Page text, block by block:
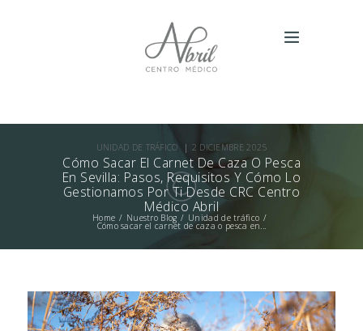
UNIDAD DE TRÁFICO 2 DICIEMBRE 2025
Cómo Sacar El Carnet De Caza O Pesca
En Sevilla: Pasos, Requisitos Y Cómo Lo
Gestionamos Por Ti Desde CRC Centro
Médico Abril
Home Nuestro Blog Unidad de tráfico
Cómo sacar el carnet de caza o pesca en...